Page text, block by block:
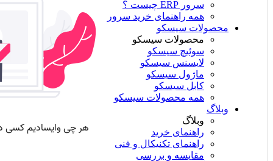
سرور ERP چیست ؟
همه راهنمای خرید سرور
محصولات سیسکو
محصولات سیسکو
سوئیچ سیسکو
لایسنس سیسکو
ماژول سیسکو
کابل سیسکو
همه محصولات سیسکو
وبلاگ
وبلاگ
راهنمای خرید
راهنمای تکنیکال و فنی
مقایسه و بررسی